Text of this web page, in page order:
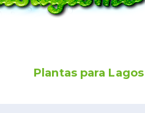
Plantas para Lagos